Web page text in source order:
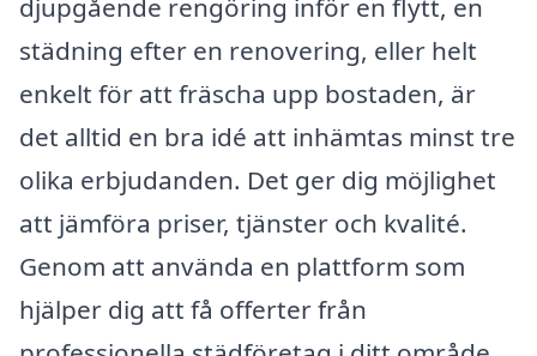
djupgående rengöring inför en flytt, en
städning efter en renovering, eller helt
enkelt för att fräscha upp bostaden, är
det alltid en bra idé att inhämtas minst tre
olika erbjudanden. Det ger dig möjlighet
att jämföra priser, tjänster och kvalité.
Genom att använda en plattform som
hjälper dig att få offerter från